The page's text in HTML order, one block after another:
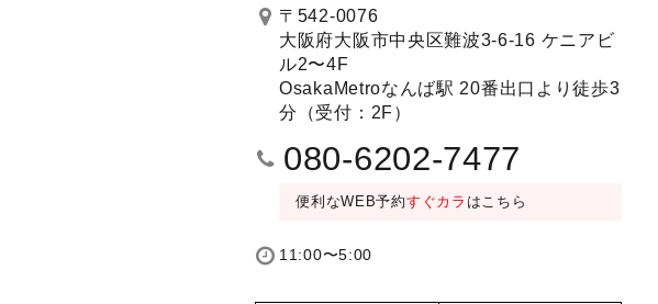
〒542-0076
大阪府大阪市中央区難波3-6-16 ケニアビ
ル2〜4F
OsakaMetroなんば駅 20番出口より徒歩3
分（受付：2F）
080-6202-7477
便利なWEB予約すぐカラ はこちら
11:00〜5:00
203号室 ホームシアタールーム（Blu-ray/DVD設置）(1〜4名)／
JOYSOUND MAX（曲数豊富）